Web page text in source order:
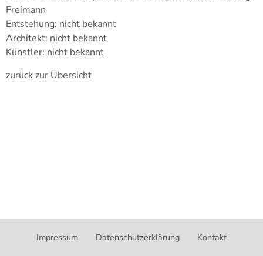
Freimann
Entstehung: nicht bekannt
Architekt: nicht bekannt
Künstler: nicht bekannt
zurück zur Übersicht
Impressum Datenschutzerklärung Kontakt